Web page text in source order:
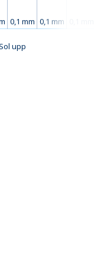
0,1 mm 0,1 mm
upp